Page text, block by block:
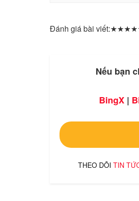
Đánh giá bài viết:★★★★
Nếu bạn
BingX|
THEO DÕI TIN